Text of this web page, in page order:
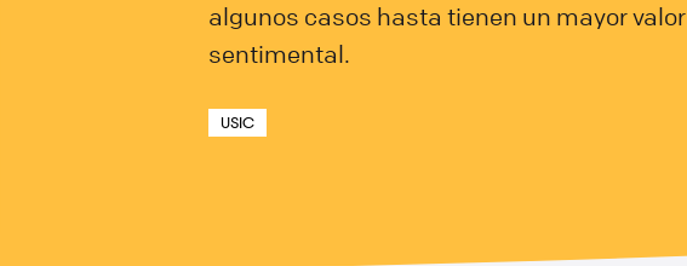
algunos casos hasta tienen un mayor valor
sentimental.
USIC